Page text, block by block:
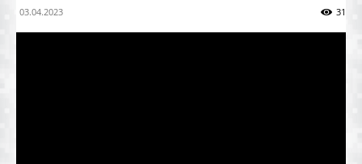
03.04.2023 31